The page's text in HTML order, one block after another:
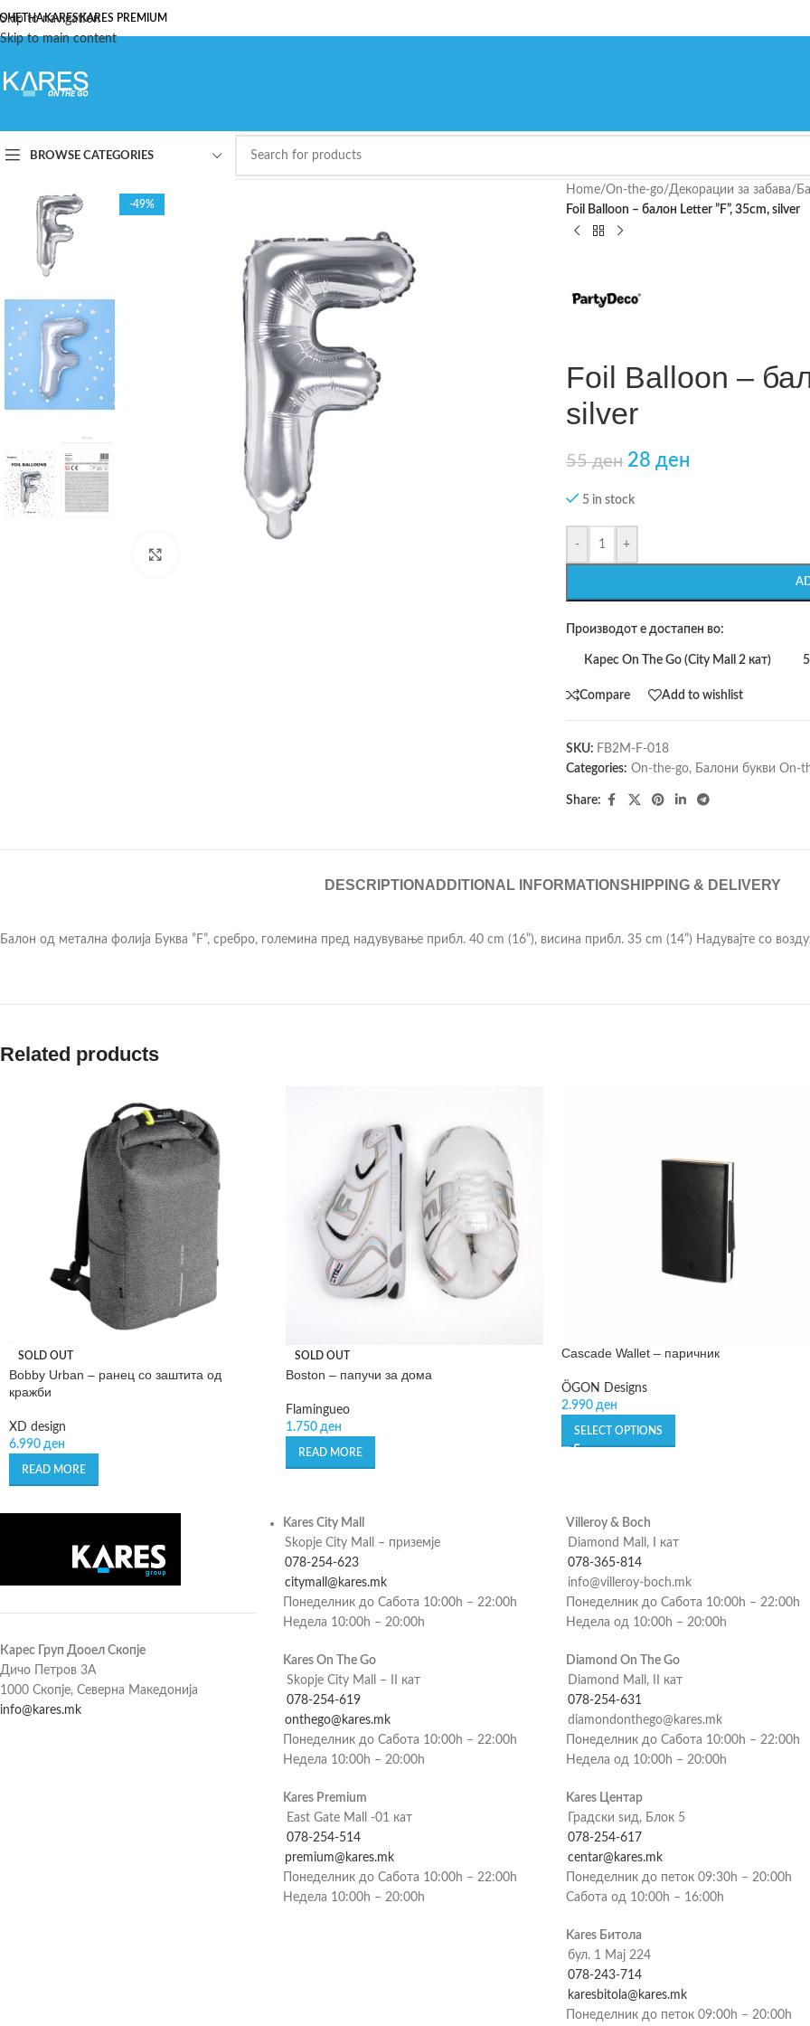
Skip to navigation
Skip to main content
KARESKARES PREMIUM
BROWSE CATEGORIES
-49%
Home/On-the-go/Декорации за забава/
Foil Balloon – балон Letter ”F”, 35cm, silver
Foil Balloon –
silver
55ден 28 ден
5 in stock
- +
Производот е достапен во:
Карес On The Go (City Mall 2 кат) 5
Compare Add to wishlist
SKU: FB2M-F-018
Categories: On-the-go, Балони букви On-
Share:
DESCRIPTION ADDITIONAL INFORMATIONSHIPPING & DELIVERY
Балон од метална фолија Буква ”F”, сребро, големина пред надувување прибл. 40 cm (16”), висина прибл. 35 cm (14”) Надувајте со
Related products
SOLD OUT
Bobby Urban – ранец со заштита од
кражби
XD design
6.990 ден
READ MORE
SOLD OUT
Boston – папучи за дома
Flamingueo
1.750 ден
READ MORE
Cascade Wallet – паричник
ÖGON Designs
2.990 ден
SELECT OPTIONS
Карес Груп Дооел Скопје
Дичо Петров 3А
1000 Скопје, Северна Македонија
info@kares.mk
Kares City Mall
Skopje City Mall – приземје
078-254-623
citymall@kares.mk
Понеделник до Сабота 10:00h – 22:00h
Недела 10:00h – 20:00h
Kares On The Go
Skopje City Mall – II кат
078-254-619
onthego@kares.mk
Понеделник до Сабота 10:00h – 22:00h
Недела 10:00h – 20:00h
Kares Premium
East Gate Mall -01 кат
078-254-514
premium@kares.mk
Понеделник до Сабота 10:00h – 22:00h
Недела 10:00h – 20:00h
Villeroy & Boch
Diamond Mall, I кат
078-365-814
info@villeroy-boch.mk
Понеделник до Сабота 10:00h – 22:00h
Недела од 10:00h – 20:00h
Diamond On The Go
Diamond Mall, II кат
078-254-631
diamondonthego@kares.mk
Понеделник до Сабота 10:00h – 22:00h
Недела од 10:00h – 20:00h
Kares Центар
Градски ѕид, Блок 5
078-254-617
centar@kares.mk
Понеделник до петок 09:30h – 20:00h
Сабота од 10:00h – 16:00h
Kares Битола
бул. 1 Мај 224
078-243-714
karesbitola@kares.mk
Понеделник до петок 09:00h – 20:00h